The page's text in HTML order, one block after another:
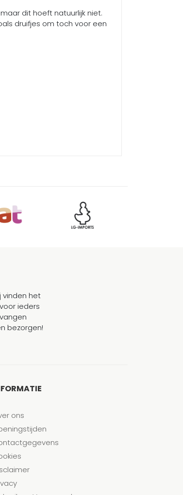
dit hoeft natuurlijk niet.
druifjes om toch voor een
vinden het
ieders
bezorgen!
ons